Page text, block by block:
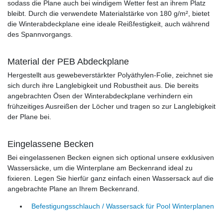
sodass die Plane auch bei windigem Wetter fest an ihrem Platz
bleibt. Durch die verwendete Materialstärke von 180 g/m², bietet
die Winterabdeckplane eine ideale Reißfestigkeit, auch während
des Spannvorgangs.
Material der PEB Abdeckplane
Hergestellt aus gewebeverstärkter Polyäthylen-Folie, zeichnet sie
sich durch ihre Langlebigkeit und Robustheit aus. Die bereits
angebrachten Ösen der Winterabdeckplane verhindern ein
frühzeitiges Ausreißen der Löcher und tragen so zur Langlebigkeit
der Plane bei.
Eingelassene Becken
Bei eingelassenen Becken eignen sich optional unsere exklusiven
Wassersäcke, um die Winterplane am Beckenrand ideal zu
fixieren. Legen Sie hierfür ganz einfach einen Wassersack auf die
angebrachte Plane an Ihrem Beckenrand.
Befestigungsschlauch / Wassersack für Pool Winterplanen